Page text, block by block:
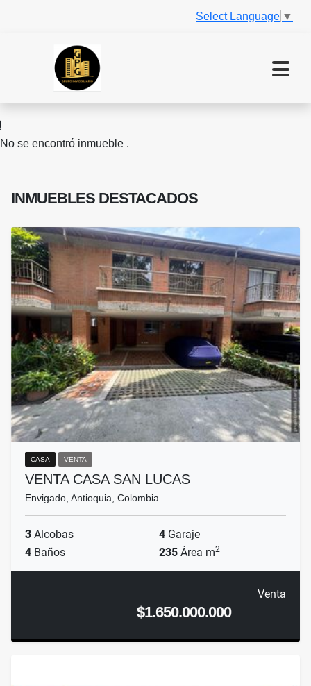
Select Language ▼
No se encontró inmueble .
INMUEBLES DESTACADOS
CASA VENTA
VENTA CASA SAN LUCAS
Envigado, Antioquia, Colombia
3 Alcobas 4 Garaje
4 Baños 235 Área m2
Venta
$1.650.000.000